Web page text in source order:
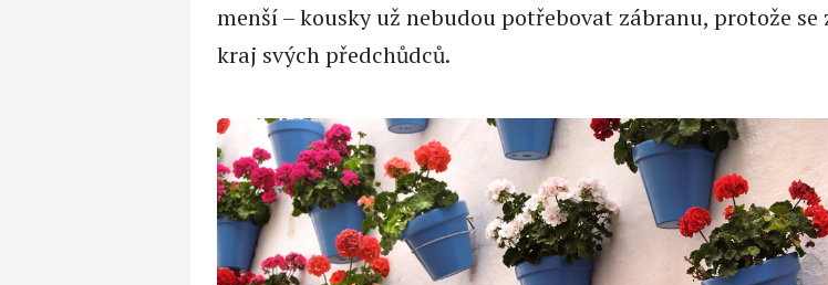
menší – kousky už nebudou potřebovat zábranu, protože se
kraj svých předchůdců.